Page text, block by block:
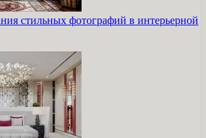
стильных фотографий в интерьерной